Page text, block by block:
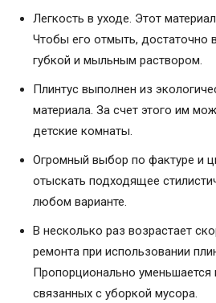
Легкость в уходе. Этот
Чтобы его отмыть, достаточно
губкой и мыльным раствором.
Плинтус выполнен из
материала. За счет этого им
детские комнаты.
Огромный выбор по фактуре и
отыскать подходящее
любом варианте.
В несколько раз возрастает
ремонта при использовании
Пропорционально уменьшается
связанных с уборкой мусора.